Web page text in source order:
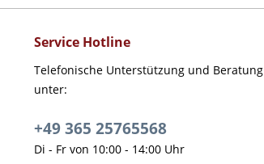
Service Hotline
Telefonische Unterstützung und Beratung
unter:
+49 365 25765568
Di - Fr von 10:00 - 14:00 Uhr